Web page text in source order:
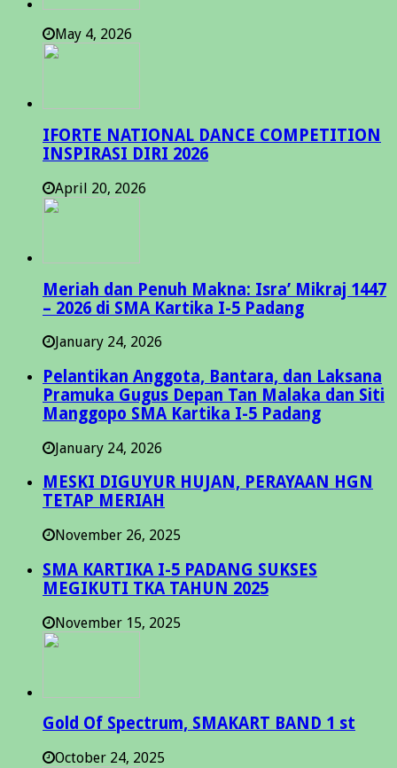
May 4, 2026
IFORTE NATIONAL DANCE COMPETITION
INSPIRASI DIRI 2026
April 20, 2026
Meriah dan Penuh Makna: Isra’ Mikraj 1447
– 2026 di SMA Kartika I-5 Padang
January 24, 2026
Pelantikan Anggota, Bantara, dan Laksana
Pramuka Gugus Depan Tan Malaka dan Siti
Manggopo SMA Kartika I-5 Padang
January 24, 2026
MESKI DIGUYUR HUJAN, PERAYAAN HGN
TETAP MERIAH
November 26, 2025
SMA KARTIKA I-5 PADANG SUKSES
MEGIKUTI TKA TAHUN 2025
November 15, 2025
Gold Of Spectrum, SMAKART BAND 1 st
October 24, 2025